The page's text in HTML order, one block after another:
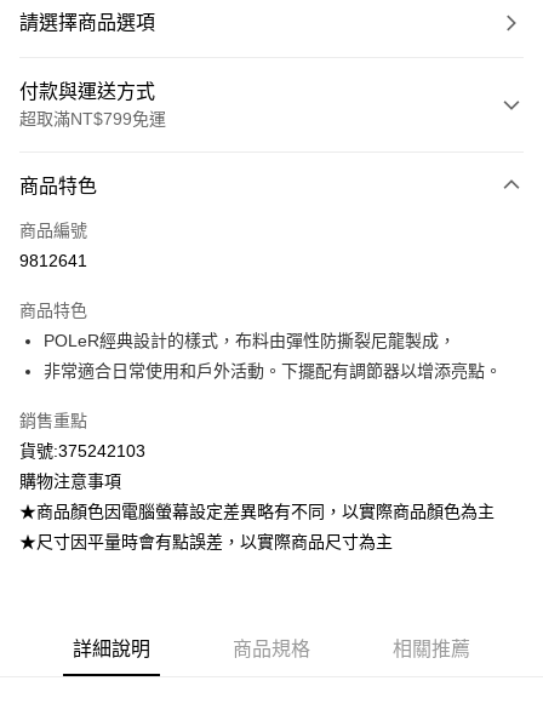
請選擇商品選項
付款與運送方式
超取滿NT$799免運
信用卡一次付款
超商取貨付款
Apple Pay
街口支付
悠遊付
ATM付款
付款後全家取貨
每筆NT$80，滿NT$799(含以上)免運費
商品特色
商品編號
9812641
商品特色
POLeR經典設計的樣式，布料由彈性防撕裂尼龍製成，
非常適合日常使用和戶外活動。下擺配有調節器以增添亮點。
銷售重點
貨號:375242103
購物注意事項
★商品顏色因電腦螢幕設定差異略有不同，以實際商品顏色為主
★尺寸因平量時會有點誤差，以實際商品尺寸為主
詳細說明 商品規格 相關推薦